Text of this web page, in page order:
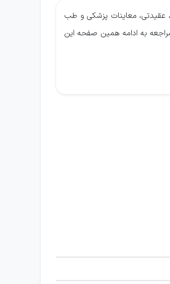
عقیدتی، معاینات پزشکی و طب
مراجعه به ادامه همین صفحه این